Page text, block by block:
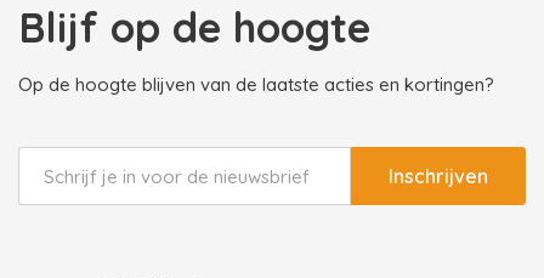
Blijf op de hoogte
Op de hoogte blijven van de laatste acties en kortingen?
Inschrijven